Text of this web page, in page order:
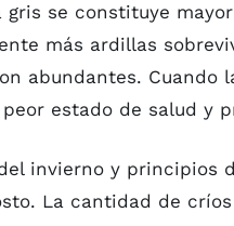
se constituye
más ardillas
abundantes. Cuando
estado de salud y
invierno y principios
La cantidad de